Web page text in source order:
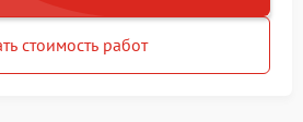
стоимость работ